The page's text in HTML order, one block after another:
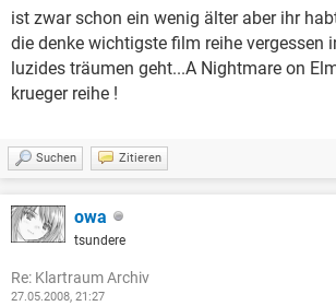
ist zwar schon ein wenig älter aber ihr
die denke wichtigste film reihe vergessen
luzides träumen geht...A Nightmare on
krueger reihe !
Suchen Zitieren
owa
tsundere
Re: Klartraum Archiv
27.05.2008, 21:27